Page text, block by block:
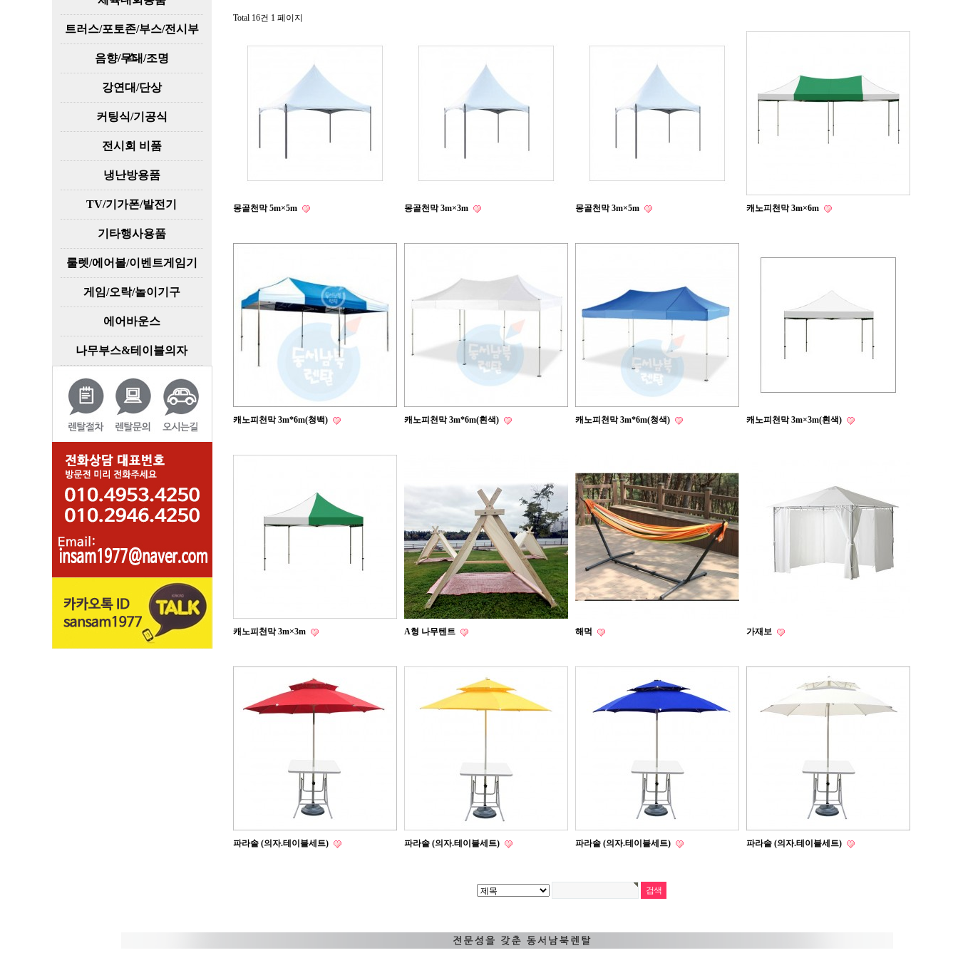
트러스/포토존/부스/전시부
스
음향/무대/조명
강연대/단상
커팅식/기공식
전시회 비품
냉난방용품
TV/기가폰/발전기
기타행사용품
룰렛/에어볼/이벤트게임기
게임/오락/놀이기구
에어바운스
나무부스&테이블의자
Total 16건 1 페이지
몽골천막 5m×5m 몽골천막 3m×3m 몽골천막 3m×5m 캐노피천막 3m×6m
캐노피천막 3m*6m(청백) 캐노피천막 3m*6m(흰색) 캐노피천막 3m*6m(청색) 캐노피천막 3m×3m(흰색)
캐노피천막 3m×3m A형 나무텐트 해먹 가재보
파라솔 (의자.테이블세트) 파라솔 (의자.테이블세트) 파라솔 (의자.테이블세트) 파라솔 (의자.테이블세트)